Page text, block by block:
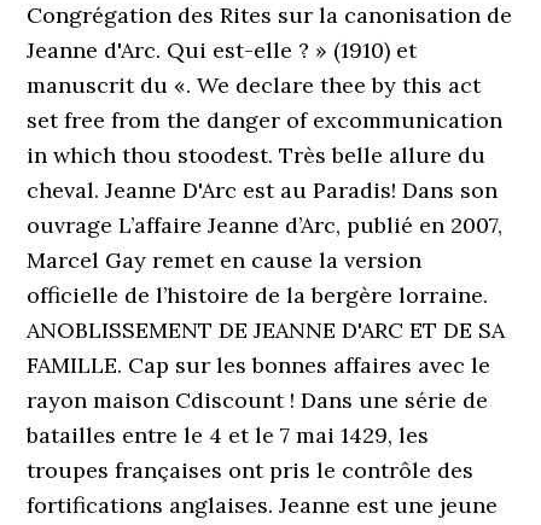
Congrégation des Rites sur la canonisation de
Jeanne d'Arc. Qui est-elle ? » (1910) et
manuscrit du «. We declare thee by this act
set free from the danger of excommunication
in which thou stoodest. Très belle allure du
cheval. Jeanne D'Arc est au Paradis! Dans son
ouvrage L’affaire Jeanne d’Arc, publié en 2007,
Marcel Gay remet en cause la version
officielle de l’histoire de la bergère lorraine.
ANOBLISSEMENT DE JEANNE D'ARC ET DE SA
FAMILLE. Cap sur les bonnes affaires avec le
rayon maison Cdiscount ! Dans une série de
batailles entre le 4 et le 7 mai 1429, les
troupes françaises ont pris le contrôle des
fortifications anglaises. Jeanne est une jeune